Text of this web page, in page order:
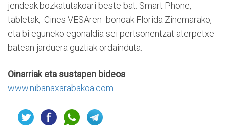
jendeak bozkatutakoari beste bat. Smart Phone,
tabletak, Cines VESAren bonoak Florida Zinemarako,
eta bi eguneko egonaldia sei pertsonentzat aterpetxe
batean jarduera guztiak ordainduta.
Oinarriaketa sustapen bideoa:
www.nibanaxarabakoa.com